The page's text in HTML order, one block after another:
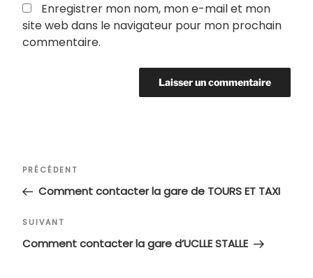
Enregistrer mon nom, mon e-mail et mon
site web dans le navigateur pour mon prochain
commentaire.
Navigation
l’article
Article
précédent
PRÉCÉDENT
Comment contacter la gare de TOURS ET TAXI
Article
suivant
SUIVANT
Comment contacter la gare d’UCLLE STALLE